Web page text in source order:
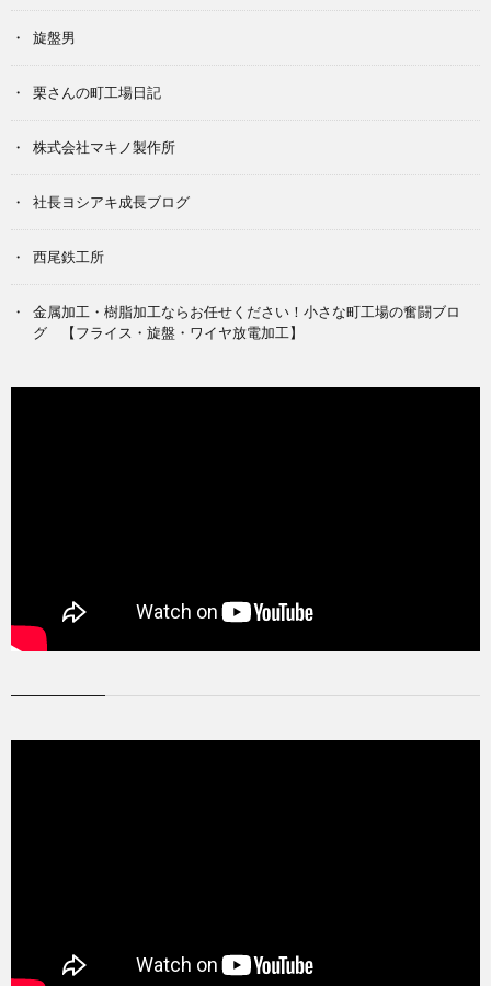
旋盤男
栗さんの町工場日記
株式会社マキノ製作所
社長ヨシアキ成長ブログ
西尾鉄工所
金属加工・樹脂加工ならお任せください！小さな町工場の奮闘ブロ
グ 【フライス・旋盤・ワイヤ放電加工】